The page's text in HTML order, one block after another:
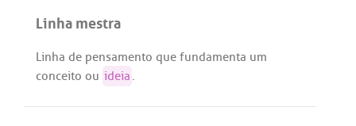
Linha mestra
Linha de pensamento que fundamenta um
conceito ou ideia .